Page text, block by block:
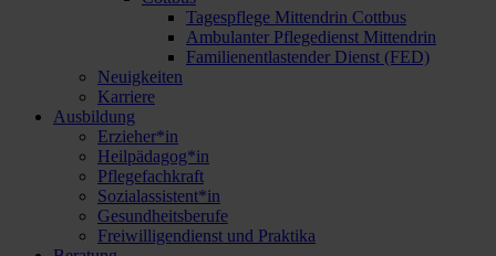
Tagespflege Mittendrin Cottbus
Ambulanter Pflegedienst Mittendrin
Familienentlastender Dienst (FED)
Neuigkeiten
Karriere
Ausbildung
Erzieher*in
Heilpädagog*in
Pflegefachkraft
Sozialassistent*in
Gesundheitsberufe
Freiwilligendienst und Praktika